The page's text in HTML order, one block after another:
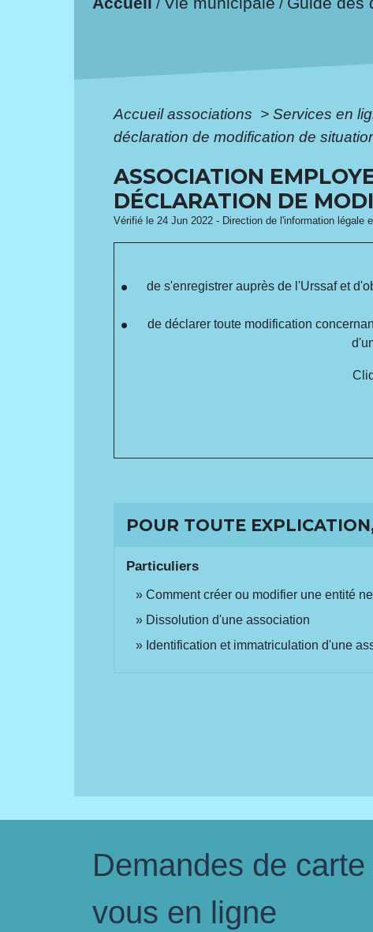
/ /
Accueil associations > Services en
déclaration de modification de
ASSOCIATION
DÉCLARATION DE
Vérifié le 24 Jun 2022 - Direction de l'information légale
de s'enregistrer auprès de l'Urssaf et
de déclarer toute modification
POUR TOUTE
Particuliers
Comment créer ou modifier une entité
Dissolution d'une association
Identification et immatriculation d'une
Demandes de
vous en ligne